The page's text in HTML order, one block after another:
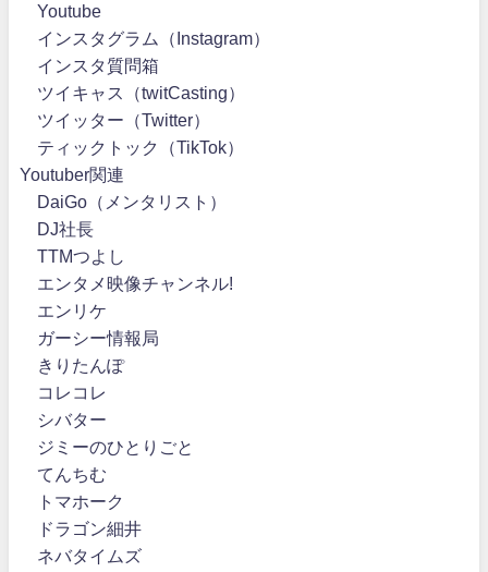
Youtube
インスタグラム（Instagram）
インスタ質問箱
ツイキャス（twitCasting）
ツイッター（Twitter）
ティックトック（TikTok）
Youtuber関連
DaiGo（メンタリスト）
DJ社長
TTMつよし
エンタメ映像チャンネル!
エンリケ
ガーシー情報局
きりたんぽ
コレコレ
シバター
ジミーのひとりごと
てんちむ
トマホーク
ドラゴン細井
ネバタイムズ